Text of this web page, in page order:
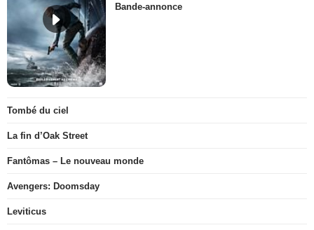
Bande-annonce
Tombé du ciel
La fin d’Oak Street
Fantômas – Le nouveau monde
Avengers: Doomsday
Leviticus